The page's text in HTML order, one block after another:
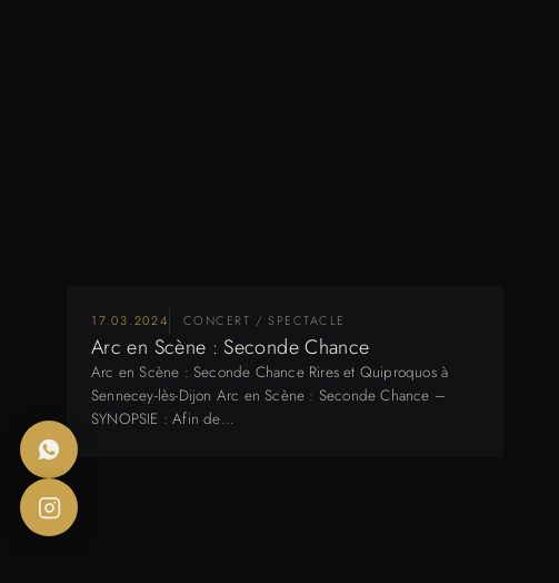
17.03.2024 CONCERT / SPECTACLE
Arc en Scène : Seconde Chance
Arc en Scène : Seconde Chance Rires et Quiproquos à
Sennecey-lès-Dijon Arc en Scène : Seconde Chance –
SYNOPSIE : Afin de…